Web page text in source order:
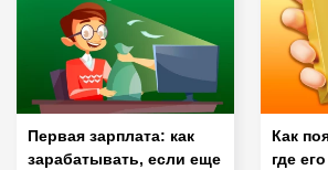
Первая зарплата: как
зарабатывать, если еще
Как
где